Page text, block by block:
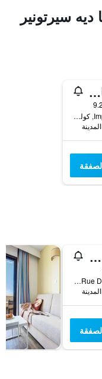
سيرتونير
أوتل لا كازا بايرول
Impasse Des Palmiers, كوليور, إقليم البرانيس الشرقية, فرنسا
هوتل برينس دو كاتالون
10 Rue De La République, كوليور, إقليم البرانيس الشرقية, فرنسا